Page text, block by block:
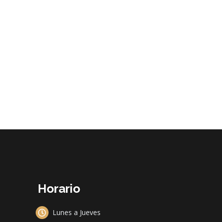
Horario
Lunes a Jueves